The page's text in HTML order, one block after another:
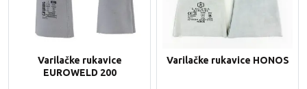
Varilačke rukavice
EUROWELD 200
Varilačke rukavice HONOS